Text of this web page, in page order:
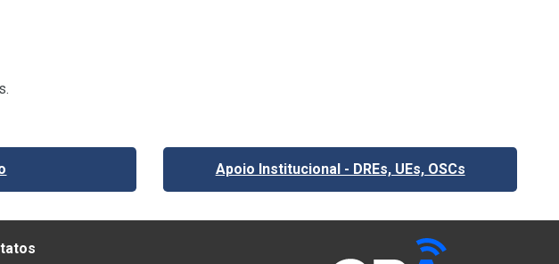
Apoio Institucional - DREs, UEs, OSCs